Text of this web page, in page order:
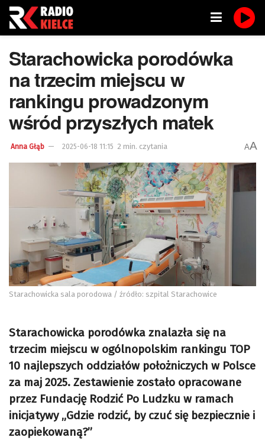
Starachowicka porodówka
na trzecim miejscu w
rankingu prowadzonym
wśród przyszłych matek
Anna Głąb 2025-06-18 11:15 2 min. czytania AA
Starachowicka sala porodowa / źródło: szpital Starachowice
Starachowicka porodówka znalazła się na
trzecim miejscu w ogólnopolskim rankingu TOP
10 najlepszych oddziałów położniczych w Polsce
za maj 2025. Zestawienie zostało opracowane
przez Fundację Rodzić Po Ludzku w ramach
inicjatywy „Gdzie rodzić, by czuć się bezpiecznie i
zaopiekowaną?”